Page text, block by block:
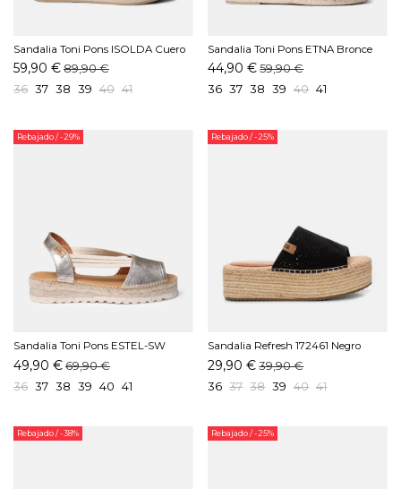
Sandalia Toni Pons ISOLDA Cuero
59,90 €89,90 €
36 37 38 39 40 41
Sandalia Toni Pons ETNA Bronce
44,90 € 59,90 €
36 37 38 39 40 41
Rebajado/ -29%
Sandalia Toni Pons ESTEL-SW
Platino
49,90 €69,90 €
36 37 38 39 40 41
Rebajado/ -25%
Sandalia Refresh 172461 Negro
29,90 € 39,90 €
36 37 38 39 40 41
Rebajado/ -38% Rebajado/ -25%